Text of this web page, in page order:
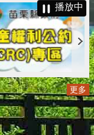
播放中
更多